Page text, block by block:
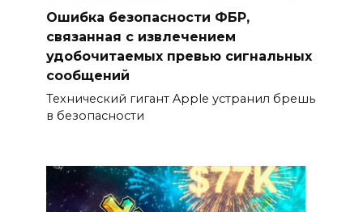
Ошибка безопасности ФБР,
связанная с извлечением
удобочитаемых превью сигнальных
сообщений
Технический гигант Apple устранил брешь
в безопасности